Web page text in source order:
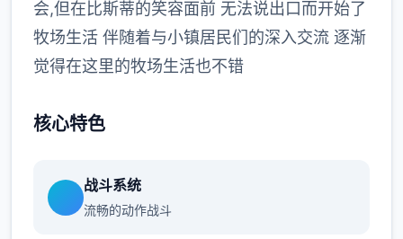
会,但在比斯蒂的笑容面前 无法说出口而开始了
牧场生活 伴随着与小镇居民们的深入交流 逐渐
觉得在这里的牧场生活也不错
核心特色
战斗系统
流畅的动作战斗